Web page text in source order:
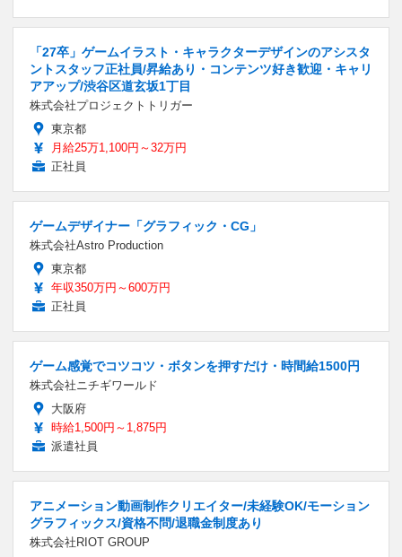
「27卒」ゲームイラスト・キャラクターデザインのアシスタ
ントスタッフ正社員/昇給あり・コンテンツ好き歓迎・キャリ
アアップ/渋谷区道玄坂1丁目
株式会社プロジェクトトリガー
東京都
月給25万1,100円～32万円
正社員
ゲームデザイナー「グラフィック・CG」
株式会社Astro Production
東京都
年収350万円～600万円
正社員
ゲーム感覚でコツコツ・ボタンを押すだけ・時間給1500円
株式会社ニチギワールド
大阪府
時給1,500円～1,875円
派遣社員
アニメーション動画制作クリエイター/未経験OK/モーション
グラフィックス/資格不問/退職金制度あり
株式会社RIOT GROUP